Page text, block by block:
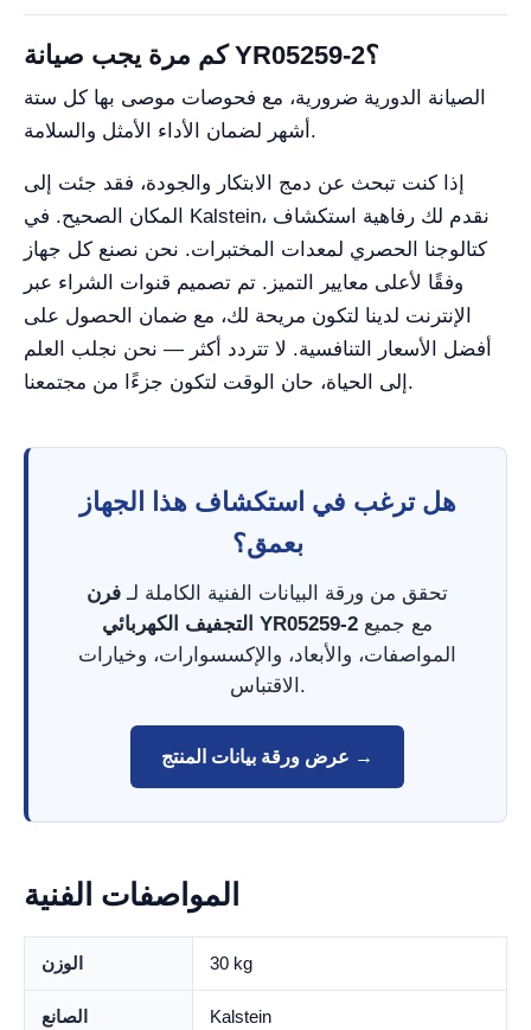
كم مرة يجب صيانة YR05259-2؟
الصيانة الدورية ضرورية، مع فحوصات موصى بها كل ستة
أشهر لضمان الأداء الأمثل والسلامة.
إذا كنت تبحث عن دمج الابتكار والجودة، فقد جئت إلى
المكان الصحيح. في Kalstein، نقدم لك رفاهية استكشاف
كتالوجنا الحصري لمعدات المختبرات. نحن نصنع كل جهاز
وفقًا لأعلى معايير التميز. تم تصميم قنوات الشراء عبر
الإنترنت لدينا لتكون مريحة لك، مع ضمان الحصول على
أفضل الأسعار التنافسية. لا تتردد أكثر — نحن نجلب العلم
إلى الحياة، حان الوقت لتكون جزءًا من مجتمعنا.
هل ترغب في استكشاف هذا الجهاز
بعمق؟
تحقق من ورقة البيانات الفنية الكاملة لـ فرن
التجفيف الكهربائي YR05259-2
المواصفات، والأبعاد، والإكسسوارات، وخيارات
الاقتباس.
عرض ورقة بيانات المنتج →
المواصفات الفنية
الوزن 30 kg
الصانع Kalstein